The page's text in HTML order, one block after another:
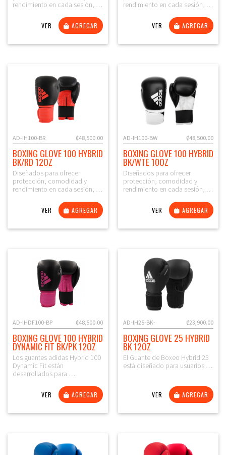
rendimiento en cada sesión, …
VER AGREGAR
rendimiento en cada sesión, …
VER AGREGAR
₡48,500.00
AD-IH100-BR
BOXING GLOVE 100 HYBRID
BK/RD 12OZ
Diseñados para ofrecer
protección, comodidad y
rendimiento en cada sesión, …
VER AGREGAR
₡48,500.00
AD-IH100-BW
BOXING GLOVE 100 HYBRID
BK/WTE 10OZ
Diseñados para ofrecer
protección, comodidad y
rendimiento en cada sesión, …
VER AGREGAR
₡48,500.00
AD-IHDF100-BP
BOXING GLOVE 100 HYBRID
DYNAMIC FIT BK/PK 12OZ
Los guantes adidas Hybrid 100
Dynamic Fit están
desarrollados para …
VER AGREGAR
₡23,900.00
AD-IH25-BK-
BOXING GLOVE 25 HYBRID
BK 12OZ
El Guante de Boxeo Hybrid 25
está diseñado para usuarios …
VER AGREGAR